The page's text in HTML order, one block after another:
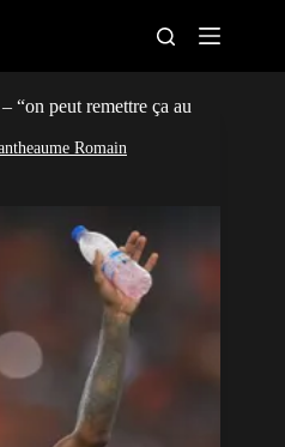
féminine
sportifs
“on peut remettre ça au
Romain